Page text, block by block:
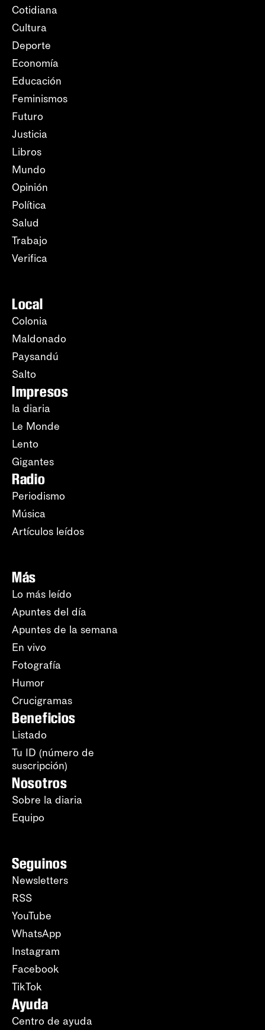
Cotidiana
Cultura
Deporte
Economía
Educación
Feminismos
Futuro
Justicia
Libros
Mundo
Opinión
Política
Salud
Trabajo
Verifica
Local
Colonia
Maldonado
Paysandú
Salto
Impresos
la diaria
Le Monde
Lento
Gigantes
Radio
Periodismo
Música
Artículos leídos
Más
Lo más leído
Apuntes del día
Apuntes de la semana
En vivo
Fotografía
Humor
Crucigramas
Beneficios
Listado
Tu ID (número de
suscripción)
Nosotros
Sobre la diaria
Equipo
Seguinos
Newsletters
RSS
YouTube
WhatsApp
Instagram
Facebook
TikTok
Ayuda
Centro de ayuda